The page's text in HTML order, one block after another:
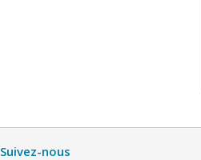
Suivez-nous